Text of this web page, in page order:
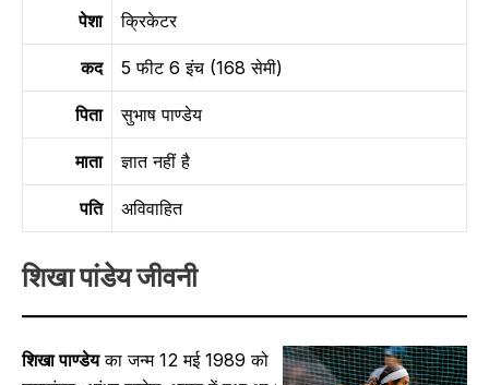
पेशा क्रिकेटर
कद 5 फीट 6 इंच (168 सेमी)
पिता सुभाष पाण्डेय
माता ज्ञात नहीं है
पति अविवाहित
शिखा पांडेय जीवनी
शिखा पाण्डेयका जन्म 12 मई 1989 को